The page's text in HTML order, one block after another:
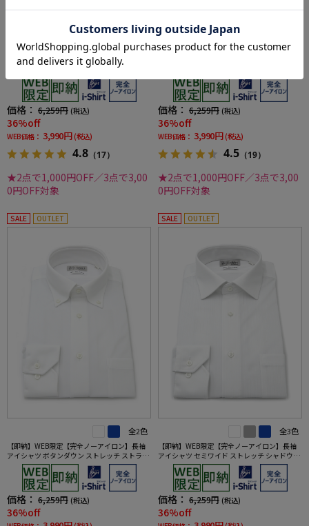
全3色
【即納】WEB限定【完全ノーアイロン】長袖
アイシャツ セミワイド ストレッチ ミニチェッ
価格： 6,259円 (税込)
36%off
WEB価格： 3,990円 (税込)
4.8 （17）
★2点で1,000円OFF／3点で3,00
0円OFF対象
【即納】WEB限定【完全ノーアイロン】長袖
価格： 6,259円 (税込)
36%off
WEB価格： 3,990円 (税込)
4.5 （19）
★2点で1,000円OFF／3点で3,00
0円OFF対象
SALE OUTLET
全2色
【即納】WEB限定【完全ノーアイロン】長袖
アイシャツ ボタンダウン ストレッチ ストライ
プ i-shirt ワイシャツ 通年
価格： 6,259円 (税込)
36%off
SALE OUTLET
全3色
【即納】WEB限定【完全ノーアイロン】長袖
アイシャツ セミワイド ストレッチ シャドウス
トライプ i-shirt ワイシャツ 通年
価格： 6,259円 (税込)
36%off